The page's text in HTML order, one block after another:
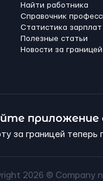
Найти работника
Справочник
Статистика зарплат
Полезные статьи
Новости за границей
за границей теперь
2026 © Company